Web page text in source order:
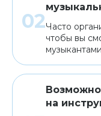
Часто
чтобы вы
на